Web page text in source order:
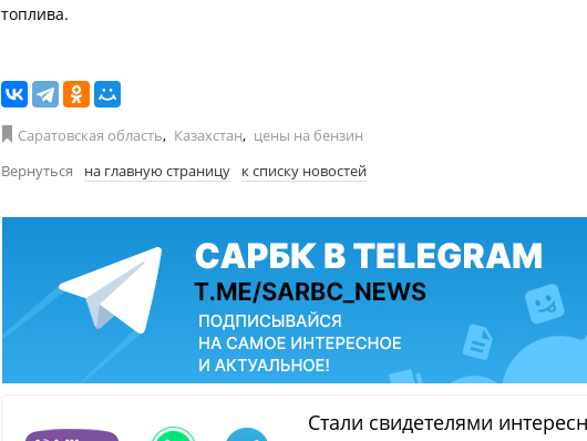
топлива.
Саратовская область, Казахстан, цены на бензин
Вернуться
на главную страницу к списку новостей
Стали свидетелями